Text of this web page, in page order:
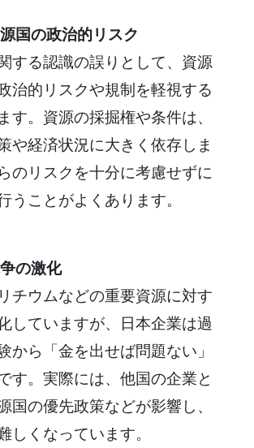
国の政治的リスク
する認識の誤りとして、資源
治的リスクや規制を軽視する
す。資源の採掘権や条件は、
や経済状況に大きく依存しま
のリスクを十分に考慮せずに
うことがよくあります。
の激化
チウムなどの重要資源に対す
していますが、日本企業は過
から「金を出せば問題ない」
す。実際には、他国の企業と
国の優先政策などが影響し、
しくなっています。